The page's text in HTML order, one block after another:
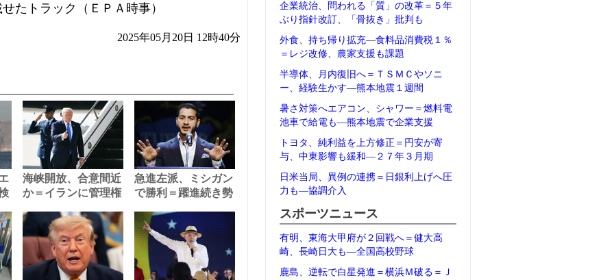
たトラック（ＥＰＡ時事）
2025年05月20日 12時40分
海峡開放、合意間近
か＝イランに管理権
急進左派、ミシガン
で勝利＝躍進続き勢
企業統治、問われる「質」の改革＝５年
ぶり指針改訂、「骨抜き」批判も
外食、持ち帰り拡充―食料品消費税１％
＝レジ改修、農家支援も課題
半導体、月内復旧へ＝ＴＳＭＣやソニ
ー、経験生かす―熊本地震１週間
暑さ対策へエアコン、シャワー＝燃料電
池車で給電も―熊本地震で企業支援
トヨタ、純利益を上方修正＝円安が寄
与、中東影響も緩和―２７年３月期
日米当局、異例の連携＝日銀利上げへ圧
力も―協調介入
スポーツニュース
有明、東海大甲府が２回戦へ＝健大高
崎、長崎日大も―全国高校野球
鹿島、逆転で白星発進＝横浜Ｍ破る＝Ｊ